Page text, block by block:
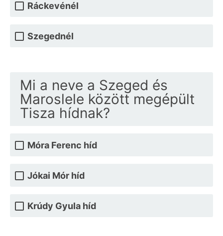
Ráckevénél
Szegednél
Mi a neve a Szeged és
Maroslele között megépült
Tisza hídnak?
Móra Ferenc híd
Jókai Mór híd
Krúdy Gyula híd